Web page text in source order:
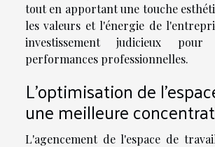
tout en apportant une touche
les valeurs et l'énergie de
investissement judicieux
performances professionnelles.
L'optimisation de
une meilleure
L'agencement de l'espace de